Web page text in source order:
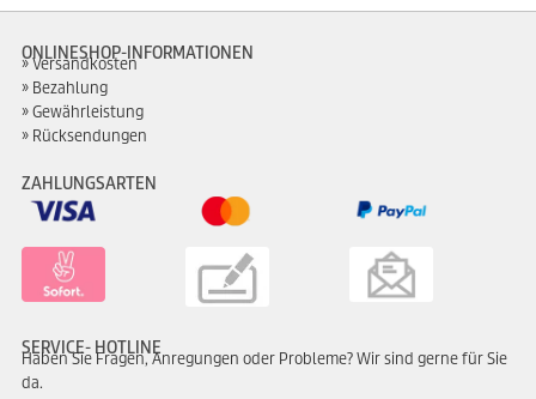
ONLINESHOP-INFORMATIONEN
Versandkosten
Bezahlung
Gewährleistung
Rücksendungen
ZAHLUNGSARTEN
SERVICE- HOTLINE
Haben Sie Fragen, Anregungen oder Probleme? Wir sind gerne für Sie
da.